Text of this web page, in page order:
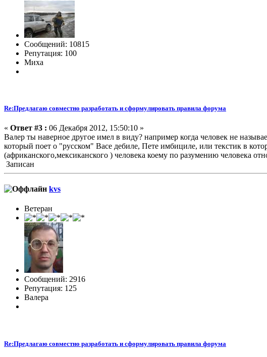
Сообщений: 10815
Репутация: 100
Миха
Re:Предлагаю совместно разработать и сформулировать правила форума
« Ответ #3 : 06 Декабря 2012, 15:50:10 »
Валер ты наверное другое имел в виду? например когда человек не
который поет о "русском" Васе дебиле, Пете имбициле, или текстик в
(африканского,мексиканского ) человека коему по разумению человека
Записан
kvs
Ветеран
Сообщений: 2916
Репутация: 125
Валера
Re:Предлагаю совместно разработать и сформулировать правила форума